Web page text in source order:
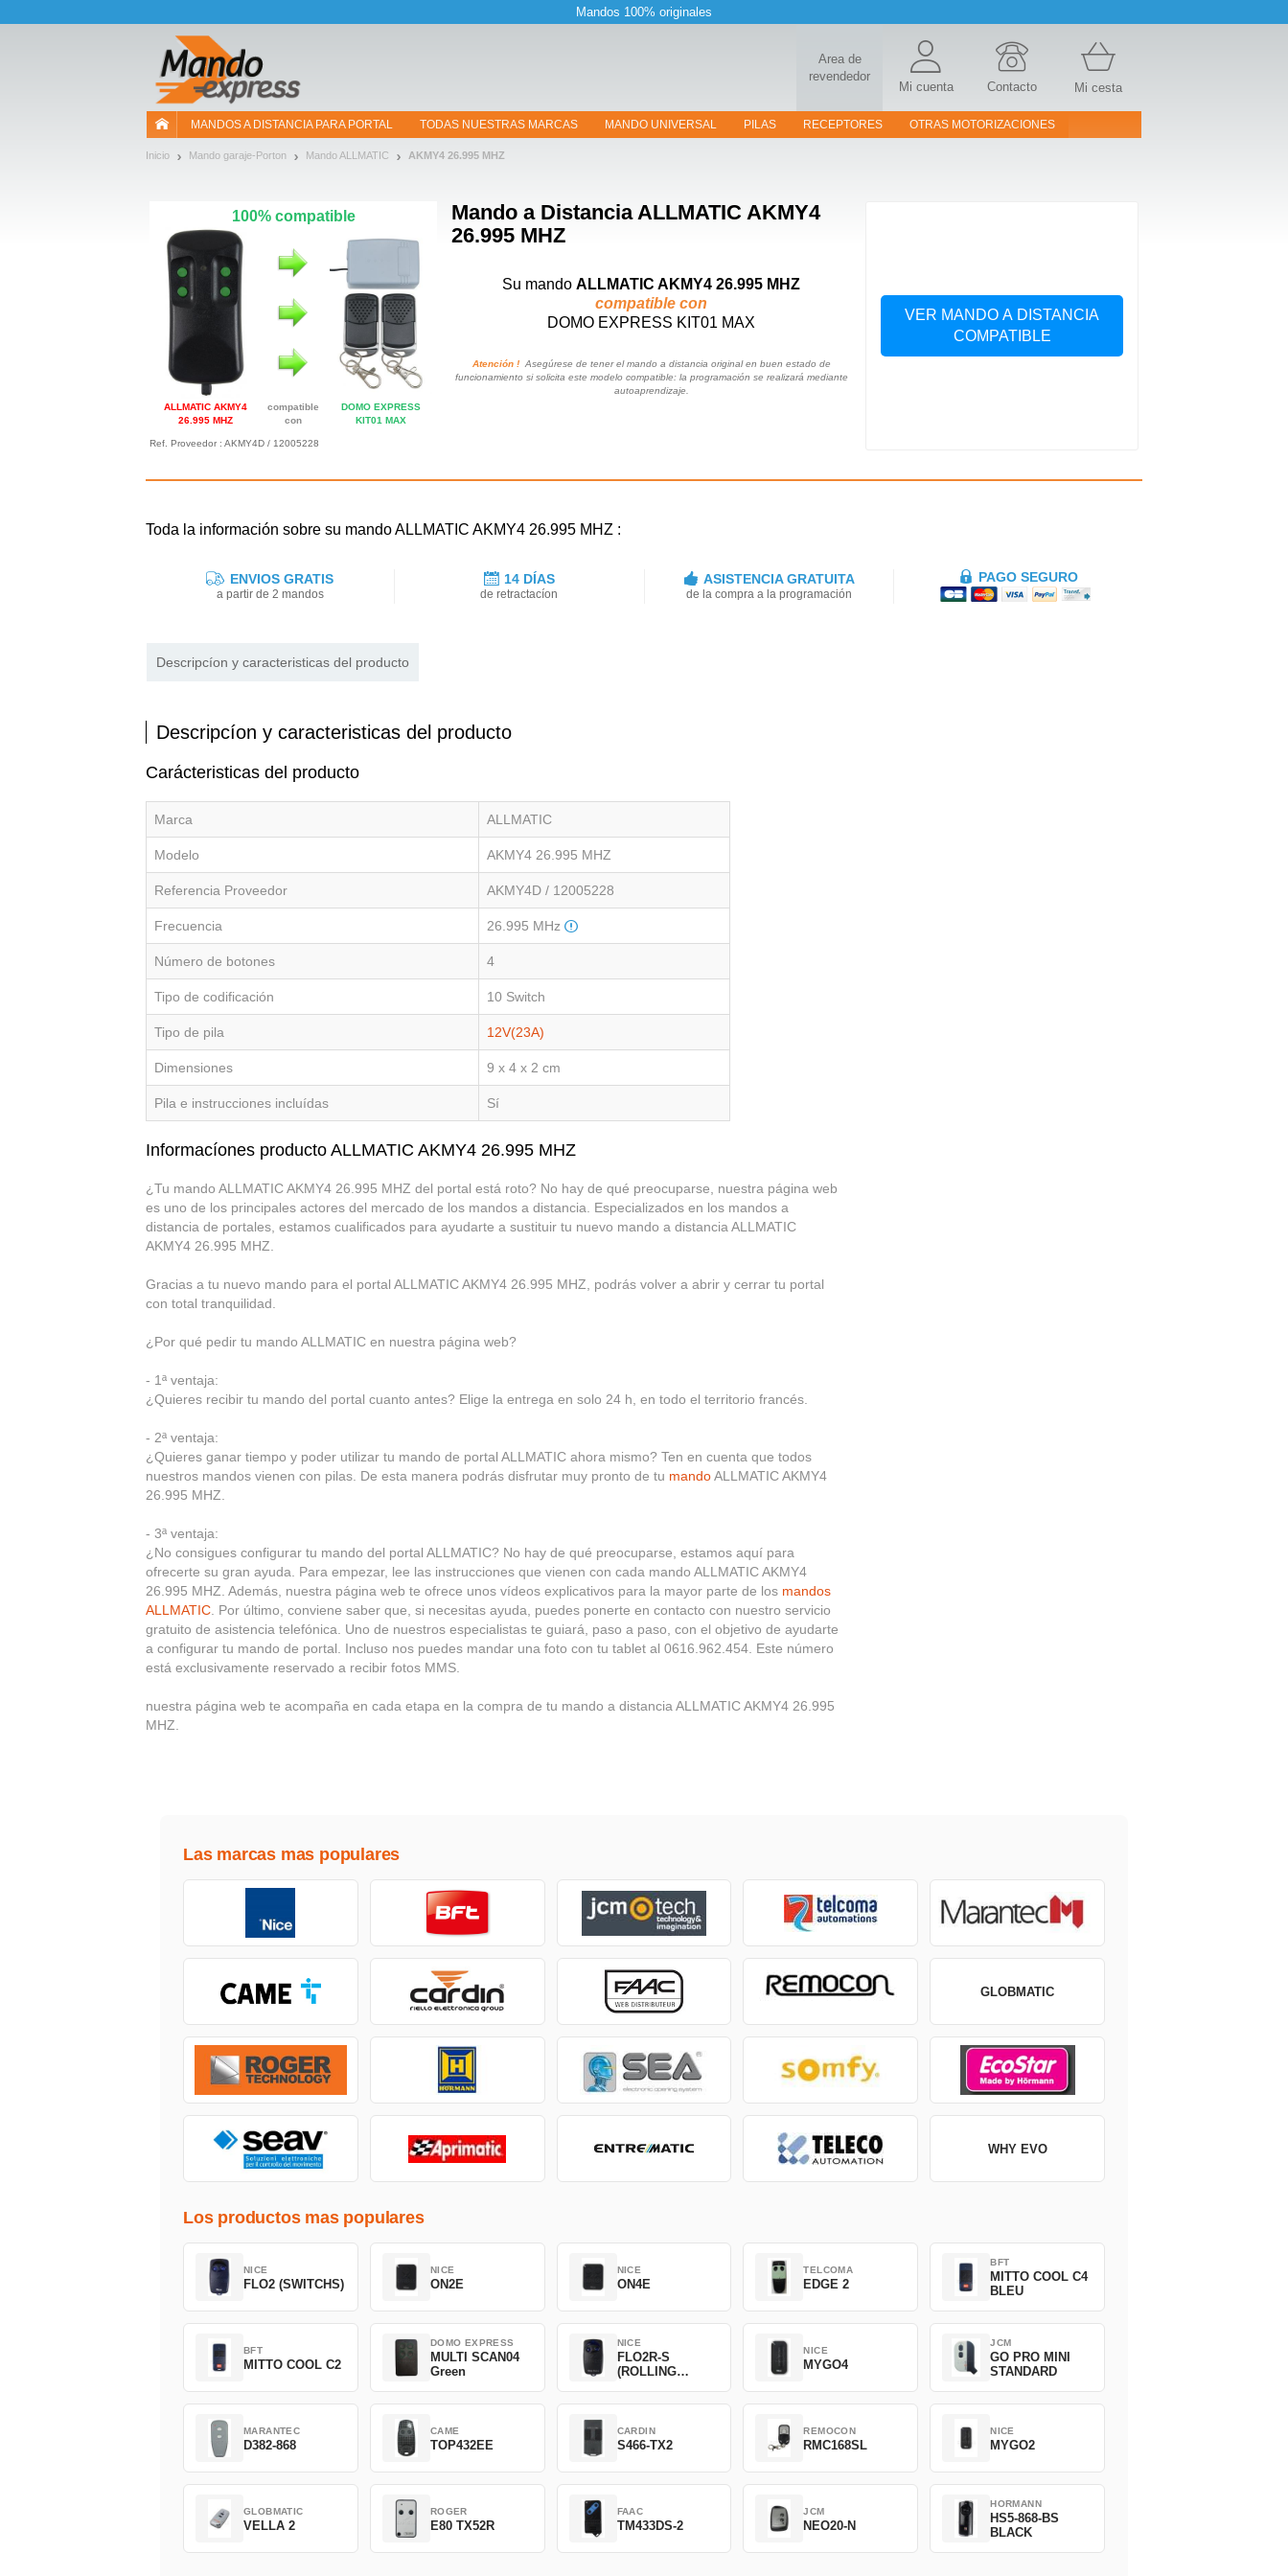
Mandos 100% originales
Area de
revendedor
Mi cuenta Contacto Mi cesta
MANDOS A DISTANCIA PARA PORTAL TODAS NUESTRAS MARCAS MANDO UNIVERSAL PILAS RECEPTORES OTRAS MOTORIZACIONES
Inicio Mando garaje-Porton Mando ALLMATIC AKMY4 26.995 MHZ
Mando a DistanciaALLMATIC AKMY4
26.995 MHZ
100% compatible
ALLMATIC AKMY4
26.995 MHZ
compatible
con
DOMO EXPRESS
KIT01 MAX
Su mando ALLMATIC AKMY4 26.995 MHZ
compatible con
DOMO EXPRESS KIT01 MAX
Atención !Asegúrese de tener el mando a distancia original en buen estado de
funcionamiento si solicita este modelo compatible: la programación se realizará mediante
autoaprendizaje.
VER MANDO A DISTANCIA
COMPATIBLE
Ref. Proveedor : AKMY4D / 12005228
Toda la información sobre su mando ALLMATIC AKMY4 26.995 MHZ :
ENVIOS GRATIS
a partir de 2 mandos
14 DÍAS
de retractacíon
ASISTENCIA GRATUITA
de la compra a la programación
PAGO SEGURO
Descripcíon y caracteristicas del producto
Descripcíon y caracteristicas del producto
Carácteristicas del producto
Marca ALLMATIC
Modelo AKMY4 26.995 MHZ
Referencia Proveedor AKMY4D / 12005228
Frecuencia 26.995 MHz
Número de botones 4
Tipo de codificación 10 Switch
Tipo de pila 12V(23A)
Dimensiones 9 x 4 x 2 cm
Pila e instrucciones incluídas Sí
Informacíones producto ALLMATIC AKMY4 26.995 MHZ
¿Tu mando ALLMATIC AKMY4 26.995 MHZ del portal está roto? No hay de qué preocuparse, nuestra página web
es uno de los principales actores del mercado de los mandos a distancia. Especializados en los mandos a
distancia de portales, estamos cualificados para ayudarte a sustituir tu nuevo mando a distancia ALLMATIC
AKMY4 26.995 MHZ.
Gracias a tu nuevo mando para el portal ALLMATIC AKMY4 26.995 MHZ, podrás volver a abrir y cerrar tu portal
con total tranquilidad.
¿Por qué pedir tu mando ALLMATIC en nuestra página web?
- 1ª ventaja:
¿Quieres recibir tu mando del portal cuanto antes? Elige la entrega en solo 24 h, en todo el territorio francés.
- 2ª ventaja:
¿Quieres ganar tiempo y poder utilizar tu mando de portal ALLMATIC ahora mismo? Ten en cuenta que todos
nuestros mandos vienen con pilas. De esta manera podrás disfrutar muy pronto de tu mandoALLMATIC AKMY4
26.995 MHZ.
- 3ª ventaja:
¿No consigues configurar tu mando del portal ALLMATIC? No hay de qué preocuparse, estamos aquí para
ofrecerte su gran ayuda. Para empezar, lee las instrucciones que vienen con cada mando ALLMATIC AKMY4
26.995 MHZ. Además, nuestra página web te ofrece unos vídeos explicativos para la mayor parte de los mandos
ALLMATIC . Por último, conviene saber que, si necesitas ayuda, puedes ponerte en contacto con nuestro servicio
gratuito de asistencia telefónica. Uno de nuestros especialistas te guiará, paso a paso, con el objetivo de ayudarte
a configurar tu mando de portal. Incluso nos puedes mandar una foto con tu tablet al 0616.962.454. Este número
está exclusivamente reservado a recibir fotos MMS.
nuestra página web te acompaña en cada etapa en la compra de tu mando a distancia ALLMATIC AKMY4 26.995
MHZ.
Las marcas mas populares
GLOBMATIC
WHY EVO
Los productos mas populares
NICE
FLO2 (SWITCHS)
NICE
ON2E
NICE
ON4E
TELCOMA
EDGE 2
BFT
MITTO COOL C4
BLEU
BFT
MITTO COOL C2
DOMO EXPRESS
MULTI SCAN04
Green
NICE
FLO2R-S
(ROLLING
NICE
MYGO4
JCM
GO PRO MINI
STANDARD
MARANTEC
D382-868
CAME
TOP432EE
CARDIN
S466-TX2
REMOCON
RMC168SL
NICE
MYGO2
GLOBMATIC
VELLA 2
ROGER
E80 TX52R
FAAC
TM433DS-2
JCM
NEO20-N
HORMANN
HS5-868-BS
BLACK